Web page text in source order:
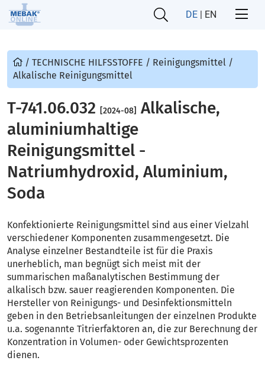
DE | EN
/ TECHNISCHE HILFSSTOFFE / Reinigungsmittel /
Alkalische Reinigungsmittel
T-741.06.032 [2024-08] Alkalische,
aluminiumhaltige
Reinigungsmittel -
Natriumhydroxid, Aluminium,
Soda
Konfektionierte Reinigungsmittel sind aus einer Vielzahl
verschiedener Komponenten zusammengesetzt. Die
Analyse einzelner Bestandteile ist für die Praxis
unerheblich, man begnügt sich meist mit der
summarischen maßanalytischen Bestimmung der
alkalisch bzw. sauer reagierenden Komponenten. Die
Hersteller von Reinigungs- und Desinfektionsmitteln
geben in den Betriebsanleitungen der einzelnen Produkte
u.a. sogenannte Titrierfaktoren an, die zur Berechnung der
Konzentration in Volumen- oder Gewichtsprozenten
dienen.